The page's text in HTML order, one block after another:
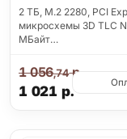
2 ТБ, M.2 2280, PCI
микросхемы 3D TLC
МБайт…
1 021 р.
1 056,74р.